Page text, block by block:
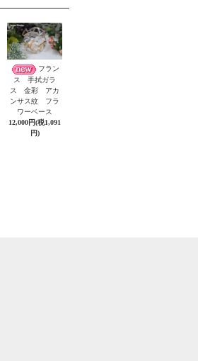
フラン
ス 手拭ガラ
ス 金彩 アカ
ンサス紋 フラ
ワーベース
12,000円(税1,091
円)